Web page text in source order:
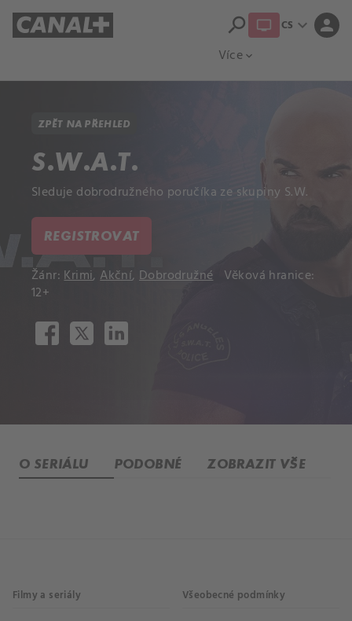
Více expand_more
search CS expand_more person
ZPĚT NA PŘEHLED
S.W.A.T.
Sleduje dobrodružného poručíka ze skupiny S.W.
REGISTROVAT
Žánr:Krimi,Akční,Dobrodružné Věková hranice:
12+
O SERIÁLU PODOBNÉ ZOBRAZIT VŠE
Filmy a seriály Všeobecné podmínky